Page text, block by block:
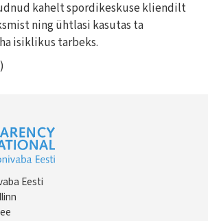
kahelt spordikeskuse kliendilt
ning ühtlasi kasutas ta
isiklikus tarbeks.
Eesti